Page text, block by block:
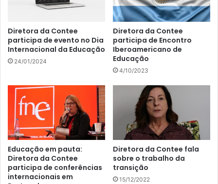
Diretora da Contee
participa de evento no Dia
Internacional da Educação
24/01/2024
Diretora da Contee
participa de Encontro
Iberoamericano de
Educação
4/10/2023
Educação em pauta:
Diretora da Contee
participa de conferências
internacionais em
Diretora da Contee fala
sobre o trabalho da
transição
15/12/2022